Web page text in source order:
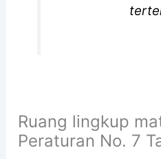
Ruang lingkup
Peraturan No. 7